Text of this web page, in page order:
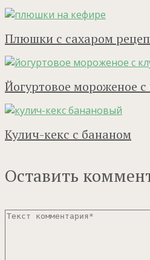
Плюшки с сахаром
Йогуртовое мороженое
Кулич-кекс с бананом
Оставить